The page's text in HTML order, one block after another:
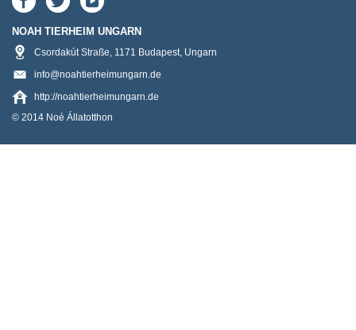
NOAH TIERHEIM UNGARN
Csordakút Straße, 1171 Budapest, Ungarn
info@noahtierheimungarn.de
http://noahtierheimungarn.de
© 2014 Noé Állatotthon